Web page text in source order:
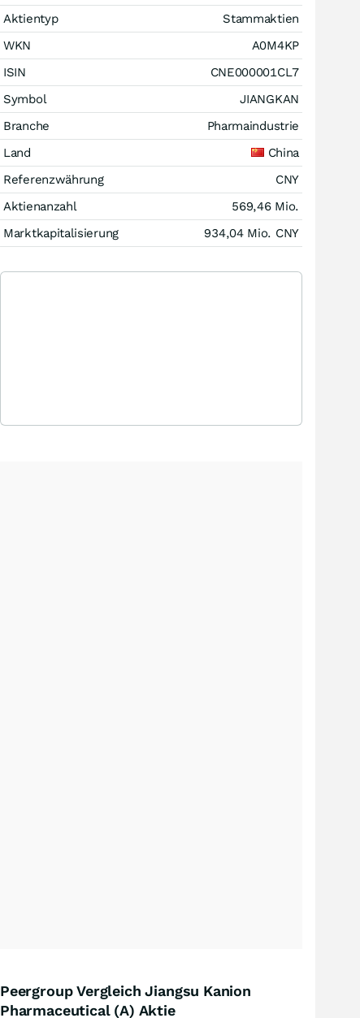
Aktientyp
Stammaktien
WKN
A0M4KP
ISIN
CNE000001CL7
Symbol
JIANGKAN
Branche
Pharmaindustrie
Land
China
Referenzwährung
CNY
Aktienanzahl
569,46 Mio.
Marktkapitalisierung
934,04 Mio. CNY
Peergroup Vergleich Jiangsu Kanion
Pharmaceutical (A) Aktie